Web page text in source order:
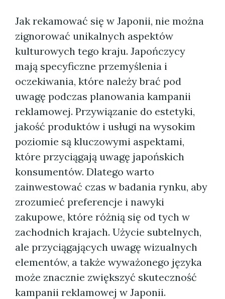
Jak rekamować się w Japonii, nie można
zignorować unikalnych aspektów
kulturowych tego kraju. Japończycy
mają specyficzne przemyślenia i
oczekiwania, które należy brać pod
uwagę podczas planowania kampanii
reklamowej. Przywiązanie do estetyki,
jakość produktów i usługi na wysokim
poziomie są kluczowymi aspektami,
które przyciągają uwagę japońskich
konsumentów. Dlatego warto
zainwestować czas w badania rynku, aby
zrozumieć preferencje i nawyki
zakupowe, które różnią się od tych w
zachodnich krajach. Użycie subtelnych,
ale przyciągających uwagę wizualnych
elementów, a także wyważonego języka
może znacznie zwiększyć skuteczność
kampanii reklamowej w Japonii.